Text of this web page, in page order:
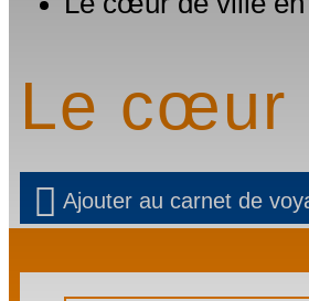
Le cœur
Ajouter au carnet de